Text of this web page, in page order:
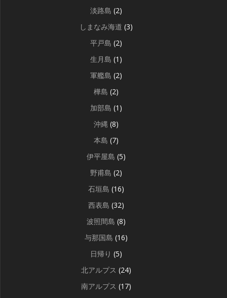
淡路島 (2)
しまなみ海道 (3)
平戸島 (2)
生月島 (1)
軍艦島 (2)
樺島 (2)
加部島 (1)
沖縄 (8)
本島 (7)
伊平屋島 (5)
野甫島 (2)
石垣島 (16)
西表島 (32)
波照間島 (8)
与那国島 (16)
日帰り (5)
北アルプス (24)
南アルプス (17)